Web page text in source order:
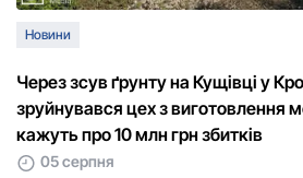
Новини
Через зсув ґрунту на Кущівці у
зруйнувався цех з виготовлення
кажуть про 10 млн грн збитків
05 серпня